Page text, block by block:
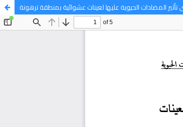
المضادات الحيوية عليها لعينات عشوائية بمنطقة ترهونة